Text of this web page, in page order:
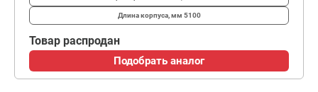
Длина корпуса, мм 5100
Товар распродан
Подобрать аналог